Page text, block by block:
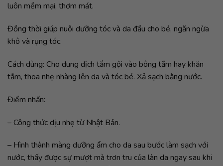
luôn mềm mại, thơm mát.
Đồng thời giúp nuôi dưỡng tóc và da đầu cho bé, ngăn ngừa
khô và rụng tóc.
Cách dùng: Cho dung dịch tắm gội vào bông tắm hay khăn
tắm, thoa nhẹ nhàng lên da và tóc bé. Xả sạch bằng nước.
Điểm nhấn:
– Công thức dịu nhẹ từ Nhật Bản.
– Hình thành màng dưỡng ẩm cho da sau bước làm sạch với
nước, thấy được sự mượt mà trơn tru của làn da ngay sau khi